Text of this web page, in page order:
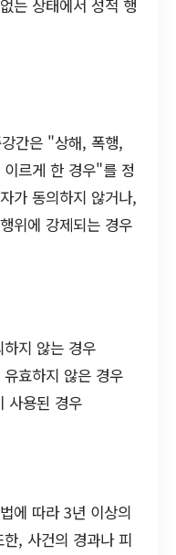
는 상태에서 성적 행
간은 "상해, 폭행,
르게 한 경우"를 정
가 동의하지 않거나,
위에 강제되는 경우
지 않는 경우
효하지 않은 경우
사용된 경우
에 따라 3년 이상의
, 사건의 경과나 피